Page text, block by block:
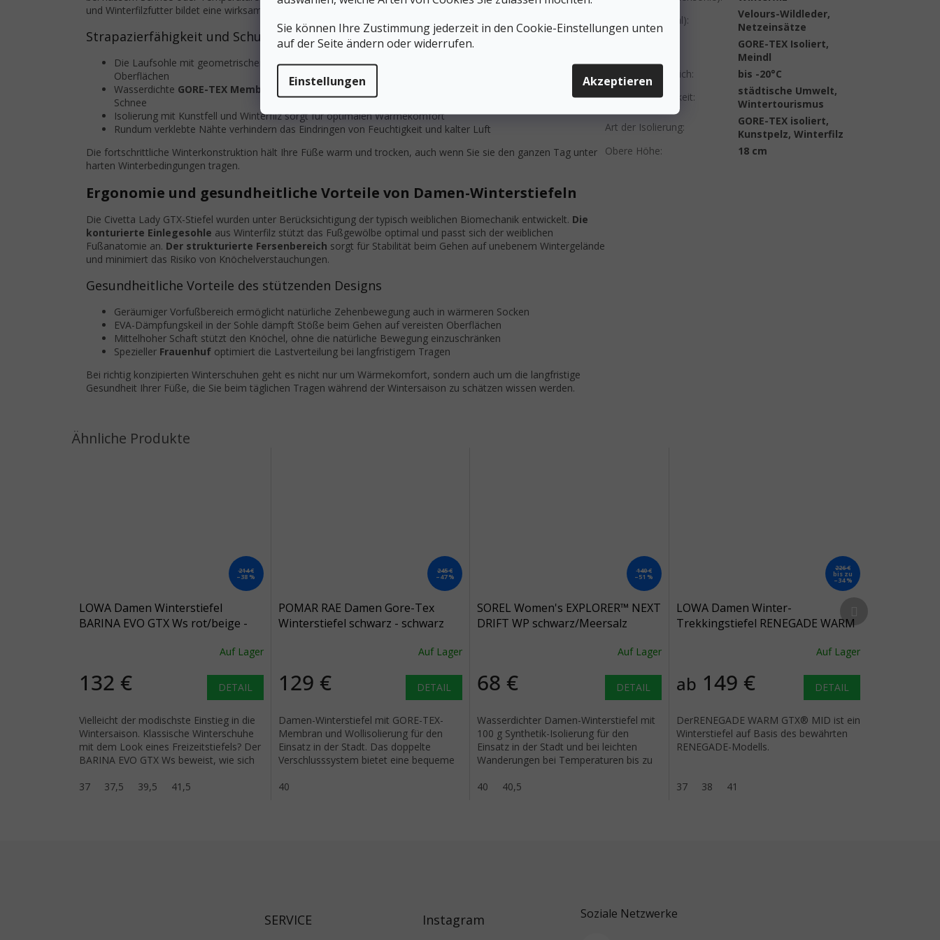
Sie können Ihre Zustimmung jederzeit in den Cookie-Einstellungen unten
auf der Seite ändern oder widerrufen.
Einstellungen Akzeptieren
und Winterfilzfutter bildet eine wirksame Wärmebarriere gegen Kälte.
Strapazierfähigkeit und Schutz von Winterstiefeln
Die Laufsohle mit geometrischem Muster bietet zuverlässigen Halt auf verschneiten oder vereisten
Oberflächen
Wasserdichte GORE-TEX Membran
schützt vor dem Eindringen von Feuchtigkeit beim Gehen im nassen
Schnee
Isolierung mit Kunstfell und Winterfilz sorgt für optimalen Wärmekomfort
Rundum verklebte Nähte verhindern das Eindringen von Feuchtigkeit und kalter Luft
Die fortschrittliche Winterkonstruktion hält Ihre Füße warm und trocken, auch wenn Sie sie den ganzen Tag unter
harten Winterbedingungen tragen.
Ergonomie und gesundheitliche Vorteile von Damen-Winterstiefeln
Die Civetta Lady GTX-Stiefel wurden unter Berücksichtigung der typisch weiblichen Biomechanik entwickelt. Die
konturierte Einlegesohle aus Winterfilz stützt das Fußgewölbe optimal und passt sich der weiblichen
Fußanatomie an. Der strukturierte Fersenbereich sorgt für Stabilität beim Gehen auf unebenem Wintergelände
und minimiert das Risiko von Knöchelverstauchungen.
Gesundheitliche Vorteile des stützenden Designs
Geräumiger Vorfußbereich ermöglicht natürliche Zehenbewegung auch in wärmeren Socken
EVA-Dämpfungskeil in der Sohle dämpft Stöße beim Gehen auf vereisten Oberflächen
Mittelhoher Schaft stützt den Knöchel, ohne die natürliche Bewegung einzuschränken
Spezieller Frauenhuf optimiert die Lastverteilung bei langfristigem Tragen
Bei richtig konzipierten Winterschuhen geht es nicht nur um Wärmekomfort, sondern auch um die langfristige
Gesundheit Ihrer Füße, die Sie beim täglichen Tragen während der Wintersaison zu schätzen wissen werden.
Oberteil (Material):
Velours-Wildleder,
Netzeinsätze
GORE-TEX Isoliert,
Meindl
Temperaturbereich:
bis -20°C
Geländetauglichkeit:
städtische Umwelt,
Wintertourismus
Art der Isolierung:
GORE-TEX isoliert,
Kunstpelz, Winterfilz
Obere Höhe: 18 cm
214 €
–38 %
LOWA Damen Winterstiefel
BARINA EVO GTX Ws rot/beige -
Auf Lager
132 € DETAIL
Vielleicht der modischste Einstieg in die
Wintersaison. Klassische Winterschuhe
mit dem Look eines Freizeitstiefels? Der
BARINA EVO GTX Ws beweist, wie sich
37
37,5 39,5 41,5
245 €
–47 %
POMAR RAE Damen Gore-Tex
Winterstiefel schwarz - schwarz
Auf Lager
129 € DETAIL
Damen-Winterstiefel mit GORE-TEX-
Membran und Wollisolierung für den
Einsatz in der Stadt. Das doppelte
Verschlusssystem bietet eine bequeme
40
140 €
–51 %
SOREL Women's EXPLORER™ NEXT
DRIFT WP schwarz/Meersalz
Auf Lager
68 € DETAIL
Wasserdichter Damen-Winterstiefel mit
100 g Synthetik-Isolierung für den
Einsatz in der Stadt und bei leichten
Wanderungen bei Temperaturen bis zu
40
40,5
226 €
bis zu
–34 %
LOWA Damen Winter-
Trekkingstiefel RENEGADE WARM
Auf Lager
ab 149 € DETAIL
DerRENEGADE WARM GTX® MID ist ein
Winterstiefel auf Basis des bewährten
RENEGADE-Modells.
37 38 41
SERVICE Instagram Soziale Netzwerke